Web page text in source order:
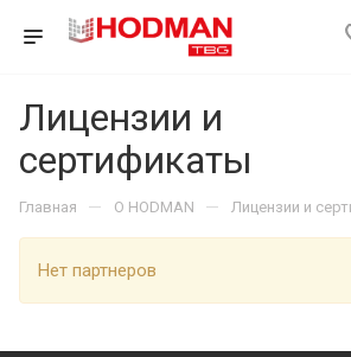
Лицензии и
сертификаты
Главная — О HODMAN — Лицензии и
Нет партнеров